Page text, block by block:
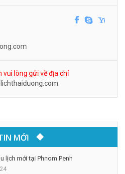
vui lòng gửi về địa chỉ
MỚI
lịch mới tại Phnom Penh